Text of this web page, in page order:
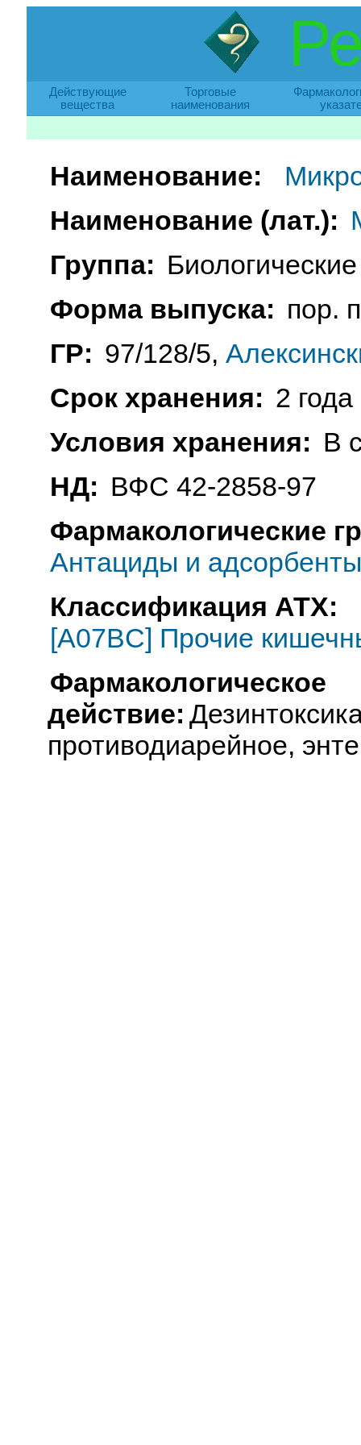
Действующие
вещества
Торговые
наименования
Наименование:
Наименование (лат.):
Группа:
Форма выпуска: пор.
ГР: 97/128/5,
Срок хранения: 2 года
Условия хранения: В
НД: ВФС 42-2858-97
Фармакологические
Антациды и адсорбенты
Классификация АТХ:
[A07BC] Прочие
Фармакологическое
действие:
противодиарейное,